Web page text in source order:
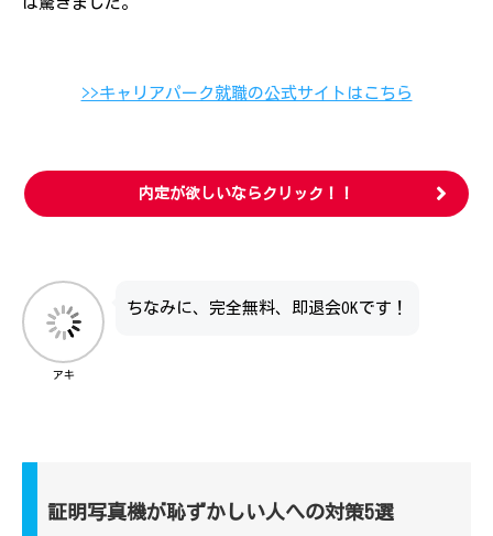
>>キャリアパーク就職の公式サイトはこちら
内定が欲しいならクリック！！
アキ
ちなみに、完全無料、即退会OKです！
証明写真機が恥ずかしい人への対策5選